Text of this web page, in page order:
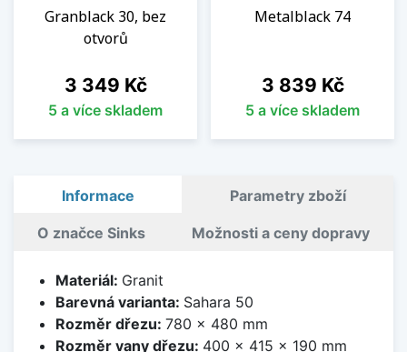
Granblack 30, bez
otvorů
Cena
3 349 Kč
5 a více skladem
Metalblack 74
Cena
3 839 Kč
5 a více skladem
Informace Parametry zboží
O značce Sinks Možnosti a ceny dopravy
Materiál: Granit
Barevná varianta: Sahara 50
Rozměr dřezu: 780 x 480 mm
Rozměr vany dřezu: 400 x 415 x 190 mm